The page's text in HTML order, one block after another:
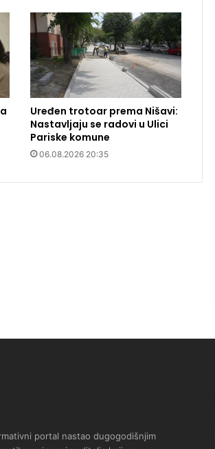
Uređen trotoar prema Nišavi:
Nastavljaju se radovi u Ulici
Pariske komune
06.08.2026 20:35
portal nastao dugogodišnjim